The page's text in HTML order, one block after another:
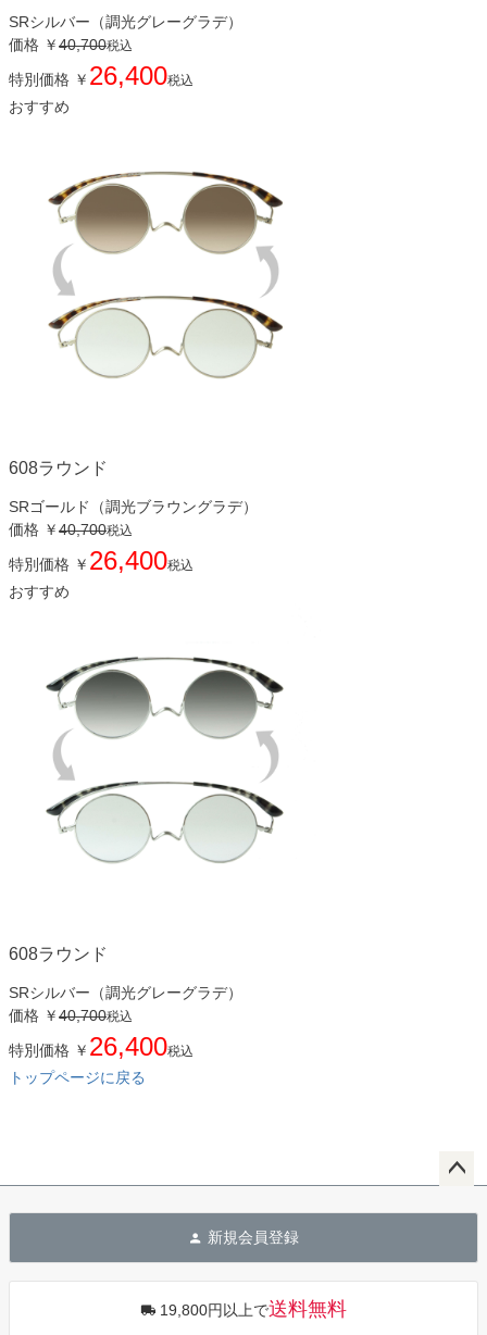
SRシルバー（調光グレーグラデ）
価格 ￥40,700税込
特別価格 ￥ 26,400税込
おすすめ
608ラウンド
SRゴールド（調光ブラウングラデ）
価格 ￥40,700税込
特別価格 ￥ 26,400税込
おすすめ
608ラウンド
SRシルバー（調光グレーグラデ）
価格 ￥40,700税込
特別価格 ￥ 26,400税込
トップページに戻る
へ
新規会員登録
19,800円以上で送料無料